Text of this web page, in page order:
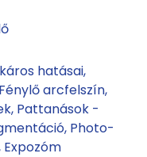
hatásai
Fénylő arcfelszín
Pattanások -
Photo-
Expozóm